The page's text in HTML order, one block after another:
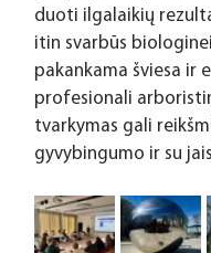
duoti ilgalaikių
itin svarbūs
pakankama šviesa ir
profesionali
tvarkymas gali
gyvybingumo ir su